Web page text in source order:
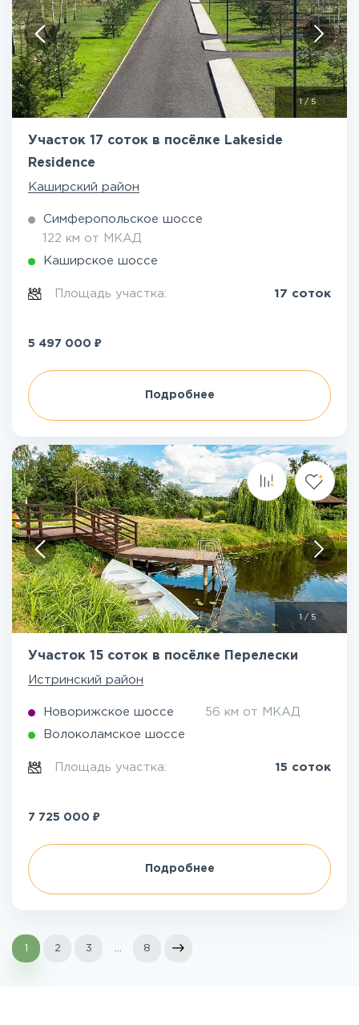
1 / 5
Участок 17 соток в посёлке Lakeside
Residence
Каширский район
Симферопольское шоссе
122 км от МКАД
Каширское шоссе
Площадь участка: 17 соток
5 497 000 ₽
Подробнее
/ 5
Участок 15 соток в посёлке Перелески
Истринский район
Новорижское шоссе 56 км от МКАД
Волоколамское шоссе
Площадь участка: 15 соток
7 725 000 ₽
Подробнее
1 2 3 8